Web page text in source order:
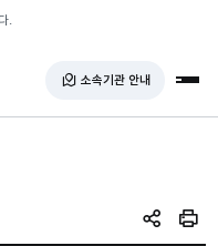
.
연구소 소속기관 안내 전
SNS 공유인쇄